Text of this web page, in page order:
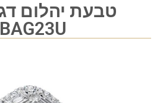
טבעת יהלום
BAG23U